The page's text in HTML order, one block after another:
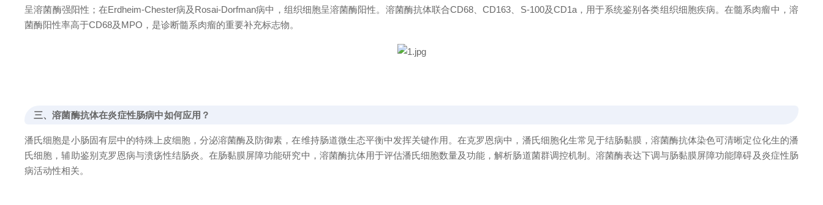
呈溶菌酶强阳性；在Erdheim-Chester病及Rosai-Dorfman病中，组织细胞呈溶菌酶阳性。溶菌酶抗体联合CD68、CD163、S-100及CD1a，用于系统鉴别各类组织细胞疾病。在髓系肉瘤中，溶
菌酶阳性率高于CD68及MPO，是诊断髓系肉瘤的重要补充标志物。
三、溶菌酶抗体在炎症性肠病中如何应用？
潘氏细胞是小肠固有层中的特殊上皮细胞，分泌溶菌酶及防御素，在维持肠道微生态平衡中发挥关键作用。在克罗恩病中，潘氏细胞化生常见于结肠黏膜，溶菌酶抗体染色可清晰定位化生的潘
氏细胞，辅助鉴别克罗恩病与溃疡性结肠炎。在肠黏膜屏障功能研究中，溶菌酶抗体用于评估潘氏细胞数量及功能，解析肠道菌群调控机制。溶菌酶表达下调与肠黏膜屏障功能障碍及炎症性肠
病活动性相关。